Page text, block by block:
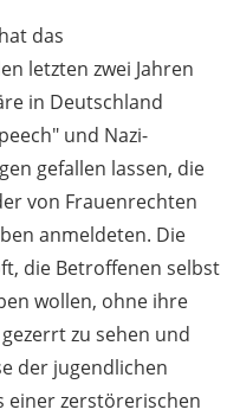
das
letzten zwei Jahren
in Deutschland
und Nazi-
gefallen lassen, die
von Frauenrechten
anmeldeten. Die
die Betroffenen selbst
wollen, ohne ihre
zu sehen und
der jugendlichen
einer zerstörerischen